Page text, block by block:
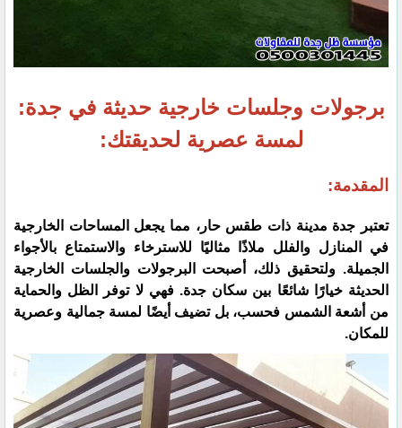
برجولات وجلسات خارجية حديثة في جدة:
لمسة عصرية لحديقتك:
المقدمة:
تعتبر جدة مدينة ذات طقس حار، مما يجعل المساحات الخارجية
في المنازل والفلل ملاذًا مثاليًا للاسترخاء والاستمتاع بالأجواء
الجميلة. ولتحقيق ذلك، أصبحت البرجولات والجلسات الخارجية
الحديثة خيارًا شائعًا بين سكان جدة. فهي لا توفر الظل والحماية
من أشعة الشمس فحسب، بل تضيف أيضًا لمسة جمالية وعصرية
للمكان.